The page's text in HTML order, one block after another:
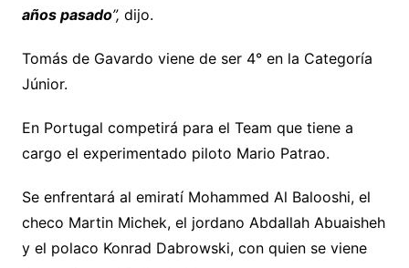
años pasado”, dijo.
Tomás de Gavardo viene de ser 4° en la Categoría
Júnior.
En Portugal competirá para el Team que tiene a
cargo el experimentado piloto Mario Patrao.
Se enfrentará al emiratí Mohammed Al Balooshi, el
checo Martin Michek, el jordano Abdallah Abuaisheh
y el polaco Konrad Dabrowski, con quien se viene